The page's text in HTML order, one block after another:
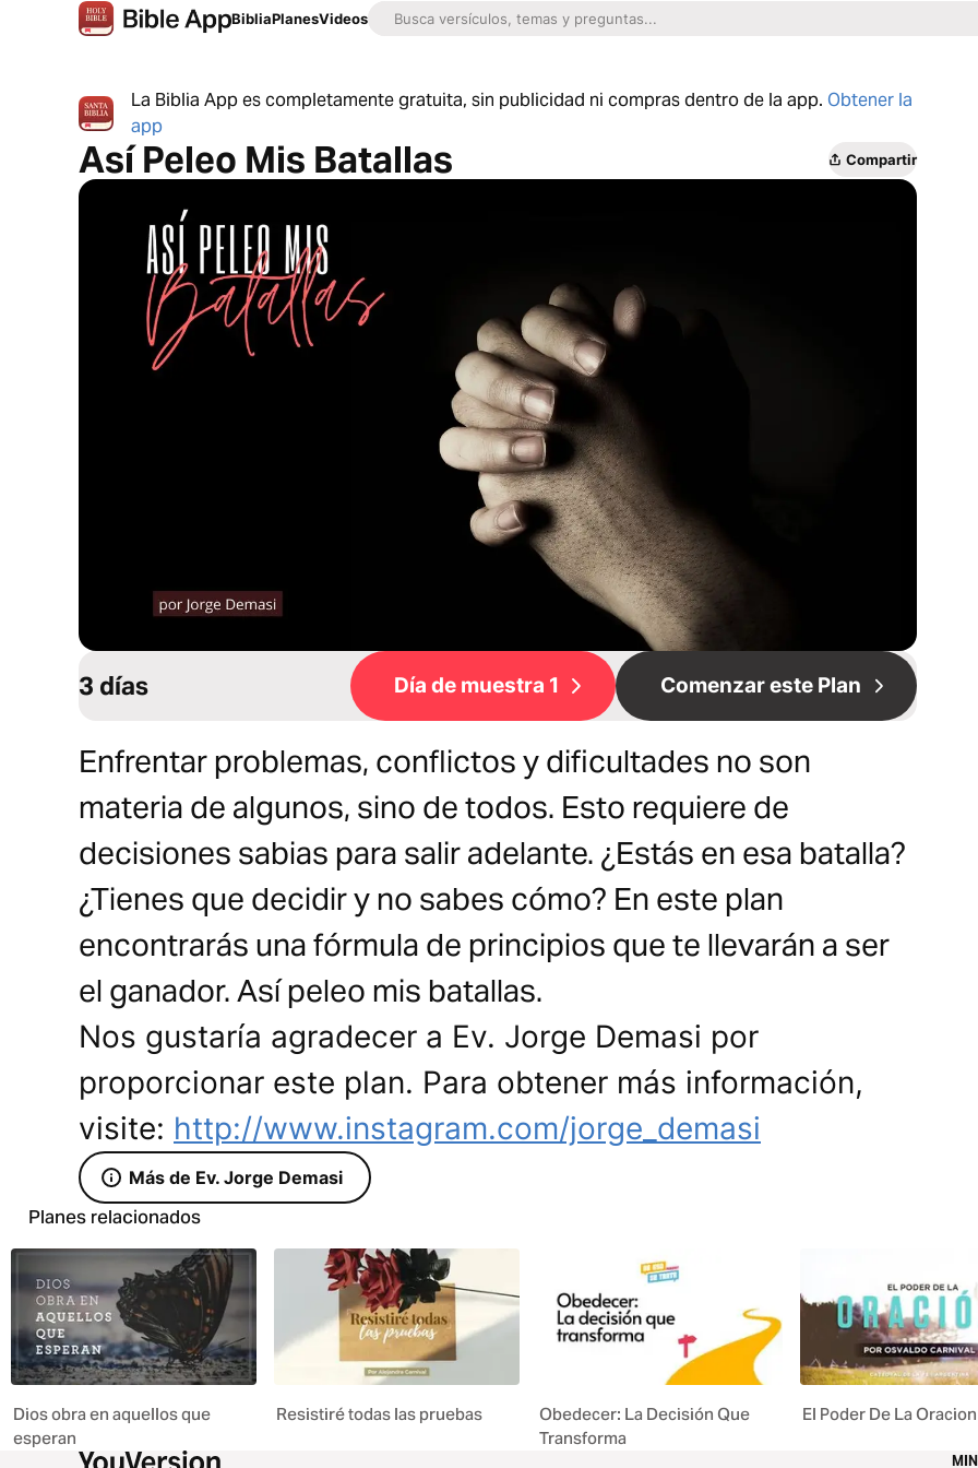
BibliaPlanesVideos
La Biblia App es completamente gratuita, sin publicidad ni compras dentro de la app. Obtener la
app
Así Peleo Mis Batallas Compartir
3 días Día de muestra 1 Comenzar este Plan
Enfrentar problemas, conflictos y dificultades no son
materia de algunos, sino de todos. Esto requiere de
decisiones sabias para salir adelante. ¿Estás en esa batalla?
¿Tienes que decidir y no sabes cómo? En este plan
encontrarás una fórmula de principios que te llevarán a ser
el ganador. Así peleo mis batallas.
Nos gustaría agradecer a Ev. Jorge Demasi por
proporcionar este plan. Para obtener más información,
visite: http://www.instagram.com/jorge_demasi
Más de Ev. Jorge Demasi
Planes relacionados
Dios obra en aquellos que
esperan
Resistiré todas las pruebas
Obedecer: La Decisión Que
Transforma
El Poder De La Oracion